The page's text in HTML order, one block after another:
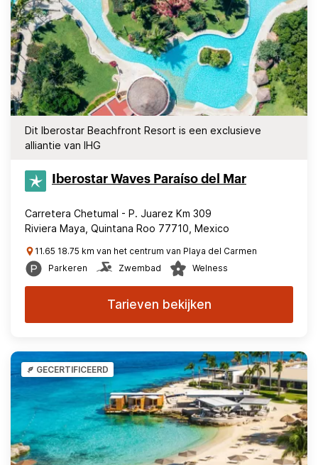
Dit Iberostar Beachfront Resort is een exclusieve
alliantie van IHG
Iberostar Waves Paraíso del Mar
Carretera Chetumal - P. Juarez Km 309
Riviera Maya, Quintana Roo 77710, Mexico
11.65 18.75 km van het centrum van Playa del Carmen
Parkeren
Zwembad Welness
Tarieven bekijken
GECERTIFICEERD